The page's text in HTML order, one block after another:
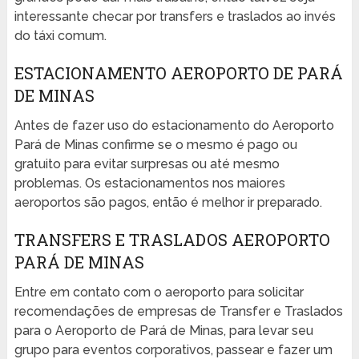
interessante checar por transfers e traslados ao invés
do táxi comum.
ESTACIONAMENTO AEROPORTO DE PARÁ
DE MINAS
Antes de fazer uso do estacionamento do Aeroporto
Pará de Minas confirme se o mesmo é pago ou
gratuito para evitar surpresas ou até mesmo
problemas. Os estacionamentos nos maiores
aeroportos são pagos, então é melhor ir preparado.
TRANSFERS E TRASLADOS AEROPORTO
PARÁ DE MINAS
Entre em contato com o aeroporto para solicitar
recomendações de empresas de Transfer e Traslados
para o Aeroporto de Pará de Minas, para levar seu
grupo para eventos corporativos, passear e fazer um